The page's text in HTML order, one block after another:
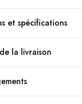
et spécifications
la livraison